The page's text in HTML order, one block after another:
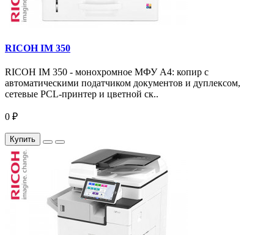
RICOH IM 350
RICOH IM 350 - монохромное МФУ A4: копир с
автоматическими податчиком документов и дуплексом,
сетевые PCL-принтер и цветной ск..
0 ₽
Купить